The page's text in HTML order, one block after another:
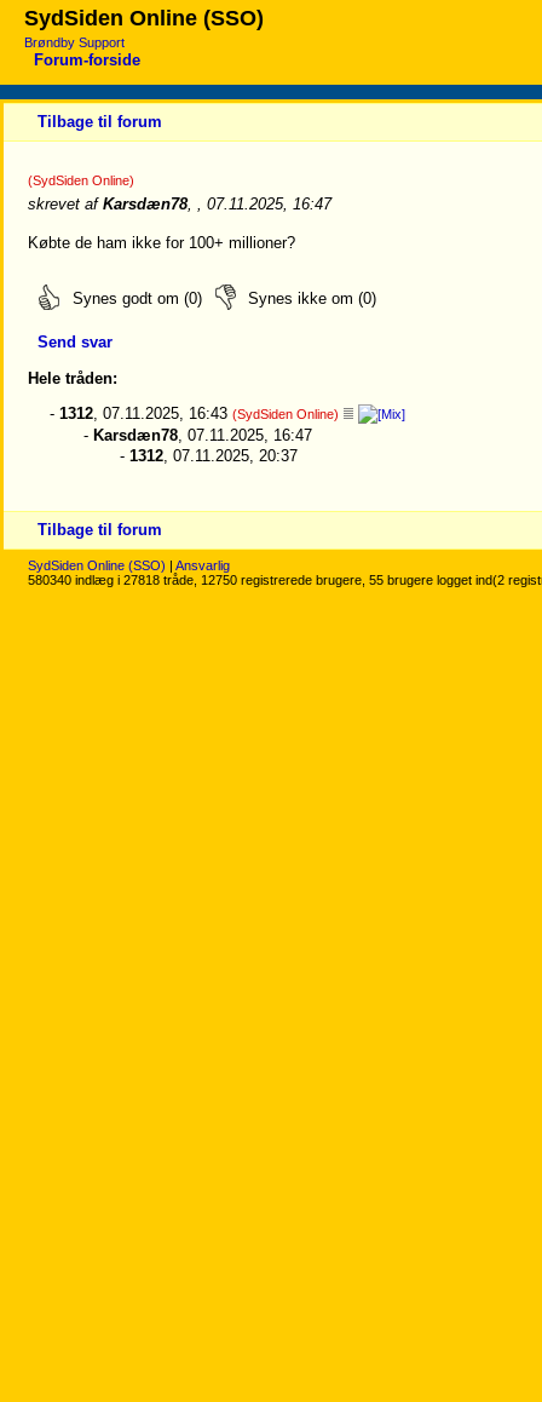
SydSiden Online (SSO)
Brøndby Support
Forum-forside
Tilbage til forum
(SydSiden Online)
skrevet af Karsdæn78, , 07.11.2025, 16:47
Købte de ham ikke for 100+ millioner?
Synes godt om (0) Synes ikke om (0)
Send svar
Hele tråden:
- 1312, 07.11.2025, 16:43 (SydSiden Online)
- Karsdæn78, 07.11.2025, 16:47
- 1312, 07.11.2025, 20:37
Tilbage til forum
SydSiden Online (SSO) | Ansvarlig
580340 indlæg i 27818 tråde, 12750 registrerede brugere, 55 brugere logget ind(2